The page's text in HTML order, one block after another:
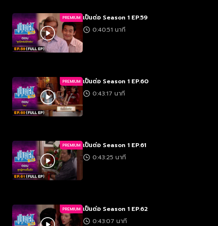
PREMIUM เป็นต่อ Season 1 EP.59
0:40:51 นาที
PREMIUM เป็นต่อ Season 1 EP.60
0:43:17 นาที
PREMIUM เป็นต่อ Season 1 EP.61
0:43:25 นาที
PREMIUM เป็นต่อ Season 1 EP.62
0:43:07 นาที